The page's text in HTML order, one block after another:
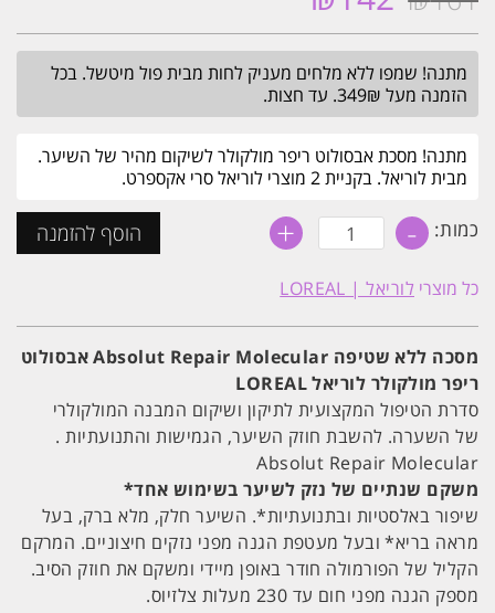
היה:
₪161.
הוא:
₪142.
מתנה! שמפו ללא מלחים מעניק לחות מבית פול מיטשל. בכל
הזמנה מעל 349₪. עד חצות.
מתנה! מסכת אבסולוט ריפר מולקולר לשיקום מהיר של השיער.
מבית לוריאל. בקניית 2 מוצרי לוריאל סרי אקספרט.
כמות: - כמות
של
ללא
שטיפה
שיער
מיידי
אבסולוט
ריפר
מולקולר
לוריאל
LOREAL
+ הוסף להזמנה
כל מוצרי לוריאל | LOREAL
מסכה ללא שטיפה Absolut Repair Molecular אבסולוט
ריפר מולקולר לוריאל LOREAL
סדרת הטיפול המקצועית לתיקון ושיקום המבנה המולקולרי
של השערה. להשבת חוזק השיער, הגמישות והתנועתיות .
Absolut Repair Molecular
משקם שנתיים של נזק לשיער בשימוש אחד*
שיפור באלסטיות ובתנועתיות*. השיער חלק, מלא ברק, בעל
מראה בריא* ובעל מעטפת הגנה מפני נזקים חיצוניים. המרקם
הקליל של הפורמולה חודר באופן מיידי ומשקם את חוזק הסיב.
מספק הגנה מפני חום עד 230 מעלות צלזיוס.